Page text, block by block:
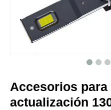
Accesorios
actualización